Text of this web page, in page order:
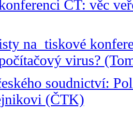
ČT: věc
na tiskové
virus?
soudnictví:
(ČTK)